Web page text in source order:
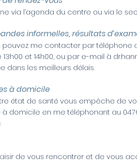
via l’agenda du centre ou via le
informelles, résultats
pouvez me contacter par téléphone
13h00 et 14h00, ou par e-mail à
dans les meilleurs délais.
à domicile
état de santé vous empêche de
à domicile en me téléphonant au
de vous rencontrer et de vous